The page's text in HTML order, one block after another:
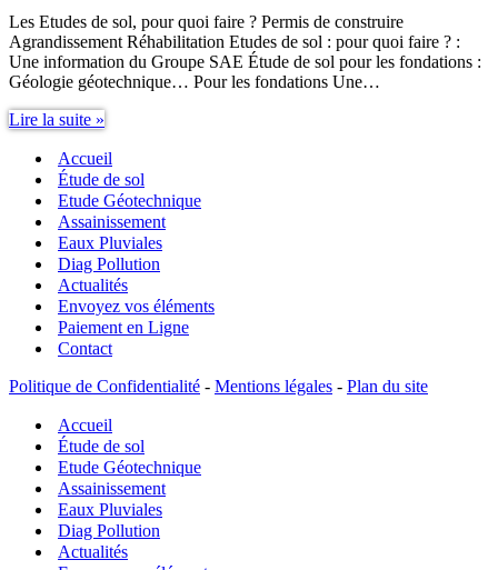
Les Etudes de sol, pour quoi faire ? Permis de construire
Agrandissement Réhabilitation Etudes de sol : pour quoi faire ? :
Une information du Groupe SAE Étude de sol pour les fondations :
Géologie géotechnique… Pour les fondations Une…
Lire la suite »
sol
:
pour
quoi
faire
?
Accueil
Étude de sol
Etude Géotechnique
Assainissement
Eaux Pluviales
Diag Pollution
Actualités
Envoyez vos éléments
Paiement en Ligne
Contact
Politique de Confidentialité - Mentions légales - Plan du site
Accueil
Étude de sol
Etude Géotechnique
Assainissement
Eaux Pluviales
Diag Pollution
Actualités